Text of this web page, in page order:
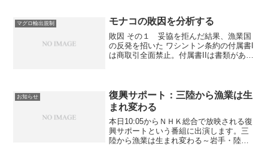
マグロ輸出規制 モナコの敗因を分析する
敗因 その１ 妥協を拒んだ結果、漁業国
の反発を招いた ワシントン条約の付属書I
は商取引全面禁止。付属書IIは書類があれ
ど、いきなり...
お知らせ
復興サポート：三陸から漁業は生
まれ変わる
本日10:05からＮＨＫ総合で放映される復
興サポートという番組に出演します。三
陸から漁業は生まれ変わる～岩手・陸前